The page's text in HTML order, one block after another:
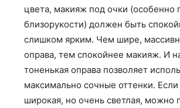
цвета, макияж под очки (особенно
близорукости) должен быть
слишком ярким. Чем шире,
оправа, тем спокойнее макияж. И
тоненькая оправа позволяет
максимально сочные оттенки. Если
широкая, но очень светлая, можно